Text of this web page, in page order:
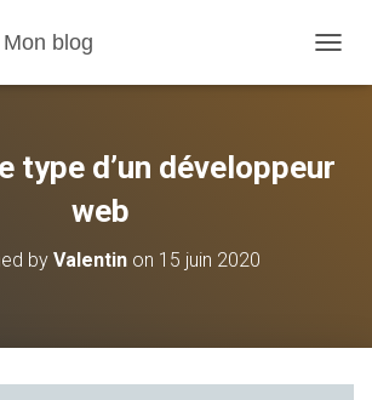
blog
type d’un développeur
web
by Valentinon 15 juin 2020